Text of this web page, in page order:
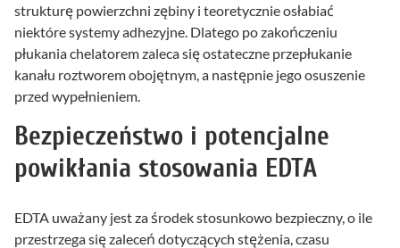
strukturę powierzchni zębiny i teoretycznie osłabiać
niektóre systemy adhezyjne. Dlatego po zakończeniu
płukania chelatorem zaleca się ostateczne przepłukanie
kanału roztworem obojętnym, a następnie jego osuszenie
przed wypełnieniem.
Bezpieczeństwo i potencjalne
powikłania stosowania EDTA
EDTA uważany jest za środek stosunkowo bezpieczny, o ile
przestrzega się zaleceń dotyczących stężenia, czasu